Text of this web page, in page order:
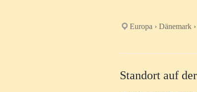
Europa › Dänemark
Standort auf